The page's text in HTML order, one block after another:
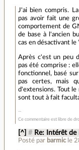
J'ai bien compris.
pas avoir fait une
comportement de
de base à l'ancien
cas en désactivant
Après c'est un peu
pas été comprise :
fonctionnel, basé
pas certes, mais
d'extensions. Tout le
sont tout à fait
Ce commentaire est libre de
[^] # Re: Intérêt de
Posté par barmic le